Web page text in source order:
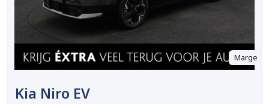
Marge
Kia Niro EV